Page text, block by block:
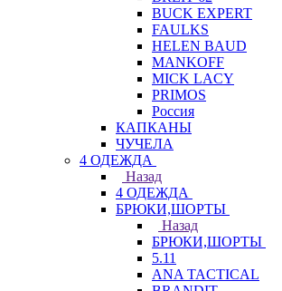
BUCK EXPERT
FAULKS
HELEN BAUD
MANKOFF
MICK LACY
PRIMOS
Россия
КАПКАНЫ
ЧУЧЕЛА
4 ОДЕЖДА
Назад
4 ОДЕЖДА
БРЮКИ,ШОРТЫ
Назад
БРЮКИ,ШОРТЫ
5.11
ANA TACTICAL